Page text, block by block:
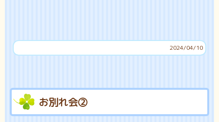
2024/04/10
お別れ会②